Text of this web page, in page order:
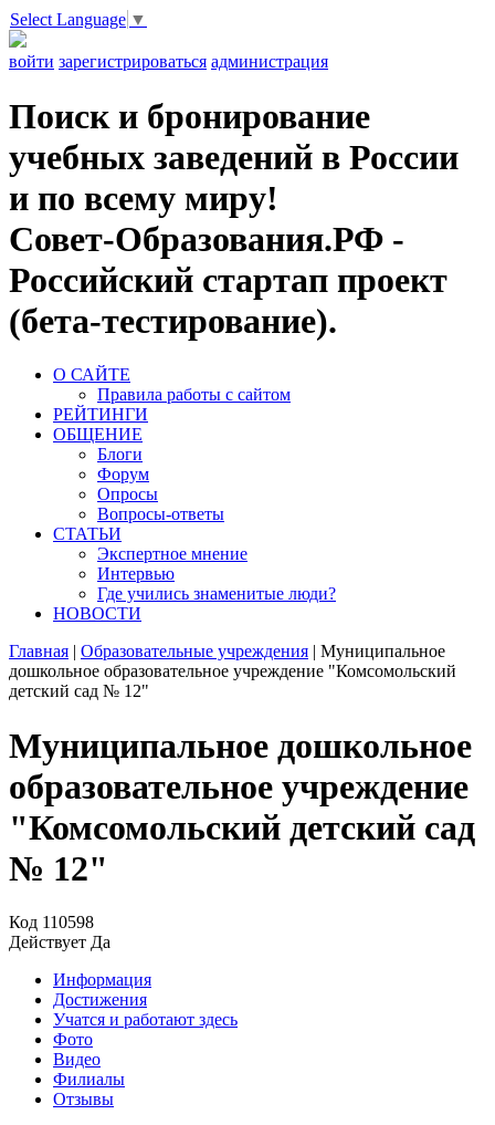
Select Language ▼
войти зарегистрироваться администрация
Поиск и бронирование
учебных заведений в России
и по всему миру!
Совет-Образования.РФ -
Российский стартап проект
(бета-тестирование).
О САЙТЕ
Правила работы с сайтом
РЕЙТИНГИ
ОБЩЕНИЕ
Блоги
Форум
Опросы
Вопросы-ответы
СТАТЬИ
Экспертное мнение
Интервью
Где учились знаменитые люди?
НОВОСТИ
Главная | Образовательные учреждения | Муниципальное
дошкольное образовательное учреждение "Комсомольский
детский сад № 12"
Муниципальное дошкольное
образовательное учреждение
"Комсомольский детский сад
№ 12"
Код 110598
Действует Да
Информация
Достижения
Учатся и работают здесь
Фото
Видео
Филиалы
Отзывы